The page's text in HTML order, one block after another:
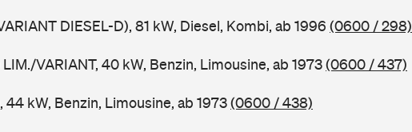
DIESEL-D), 81 kW, Diesel, Kombi, ab 1996 (0600 / 298)
LIM./VARIANT, 40 kW, Benzin, Limousine, ab 1973(0600 / 437)
44 kW, Benzin, Limousine, ab 1973(0600 / 438)